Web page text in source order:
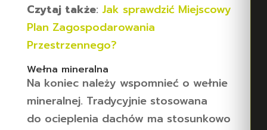
Czytaj także: Jak sprawdzić Miejscowy
Plan Zagospodarowania
Przestrzennego?
Wełna mineralna
Na koniec należy wspomnieć o wełnie
mineralnej. Tradycyjnie stosowana
do ocieplenia dachów ma stosunkowo